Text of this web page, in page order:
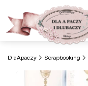
DlaApaczy Scrapbooking